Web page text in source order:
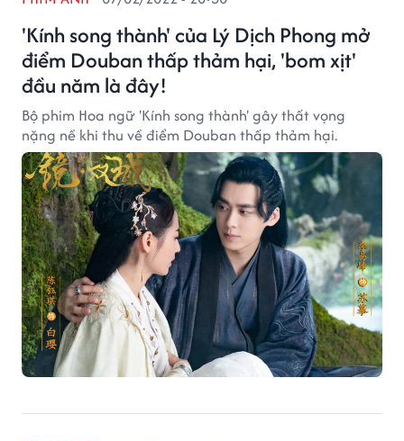
'Kính song thành' của Lý Dịch Phong mở
điểm Douban thấp thảm hại, 'bom xịt'
đầu năm là đây!
Bộ phim Hoa ngữ 'Kính song thành' gây thất vọng
nặng nề khi thu về điểm Douban thấp thảm hại.